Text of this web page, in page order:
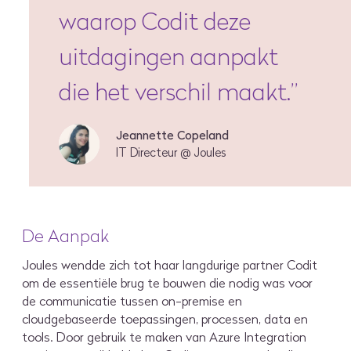
waarop Codit deze
uitdagingen aanpakt
die het verschil maakt.”
Jeannette Copeland
IT Directeur @ Joules
De Aanpak
Joules wendde zich tot haar langdurige partner Codit
om de essentiële brug te bouwen die nodig was voor
de communicatie tussen on-premise en
cloudgebaseerde toepassingen, processen, data en
tools. Door gebruik te maken van Azure Integration